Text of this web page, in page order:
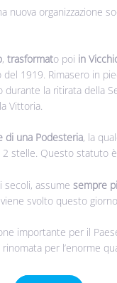
nuova organizzazione
, trasformato poi in
1919. Rimasero in
durante la ritirata della
Vittoria.
di una Podesteria, la
stelle. Questo statuto
secoli, assume sempre
svolto questo giorno.
importante per il
per l’enorme